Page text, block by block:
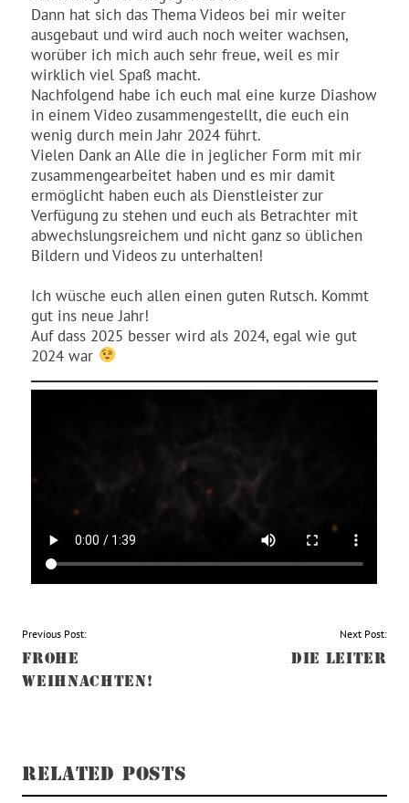
Dann hat sich das Thema Videos bei mir weiter
ausgebaut und wird auch noch weiter wachsen,
worüber ich mich auch sehr freue, weil es mir
wirklich viel Spaß macht.
Nachfolgend habe ich euch mal eine kurze Diashow
in einem Video zusammengestellt, die euch ein
wenig durch mein Jahr 2024 führt.
Vielen Dank an Alle die in jeglicher Form mit mir
zusammengearbeitet haben und es mir damit
ermöglicht haben euch als Dienstleister zur
Verfügung zu stehen und euch als Betrachter mit
abwechslungsreichem und nicht ganz so üblichen
Bildern und Videos zu unterhalten!
Ich wüsche euch allen einen guten Rutsch. Kommt
gut ins neue Jahr!
Auf dass 2025 besser wird als 2024, egal wie gut
2024 war
BEITRAGSNAVIGATION
Previous Post:
FROHE
WEIHNACHTEN!
Next Post:
DIE LEITER
RELATED POSTS